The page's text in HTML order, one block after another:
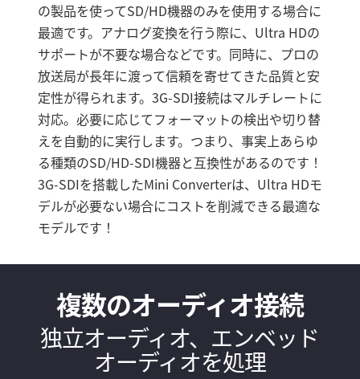
の製品を使ってSD/HD機器のみを使用する場合に
最適です。アナログ変換を行う際に、Ultra HDの
サポートが不要な場合などです。同時に、プロの
放送局が長年に渡って信頼を寄せてきた品質と安
定性が得られます。3G-SDI接続はマルチレートに
対応。必要に応じてフォーマットの検出や切り替
えを自動的に実行します。つまり、事実上あらゆ
る種類のSD/HD-SDI機器と互換性があるのです！
3G-SDIを搭載したMini Converterは、Ultra HDモ
デルが必要ない場合にコストを削減できる最適な
モデルです！
複数のオーディオ接続
独立オーディオ、エンベッド
オーディオを処理